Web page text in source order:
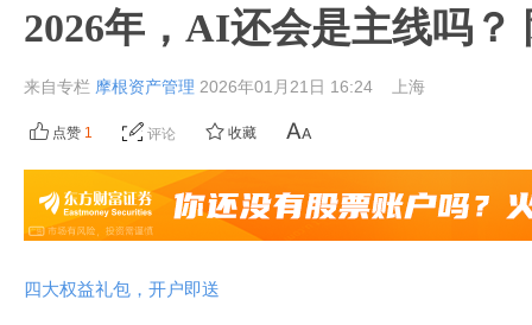
2026年，AI还会是主线吗
来自专栏 摩根资产管理 2026年01月21日 16:24 上海
点赞 1 评论 收藏
四大权益礼包，开户即送